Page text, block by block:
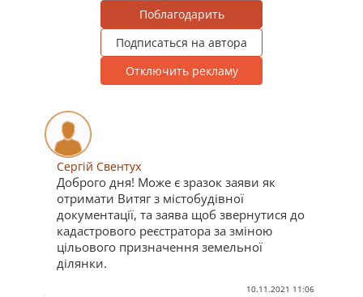
Поблагодарить
Подписаться на автора
Отключить рекламу
Сергій Свентух
Доброго дня! Може є зразок заяви як
отримати Витяг з містобудівної
документації, та заява щоб звернутися до
кадастрового реєстратора за зміною
цільового призначення земельної
ділянки.
10.11.2021 11:06